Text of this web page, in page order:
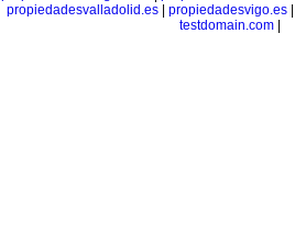
propiedadesvalladolid.es
propiedadesvigo.es
testdomain.com